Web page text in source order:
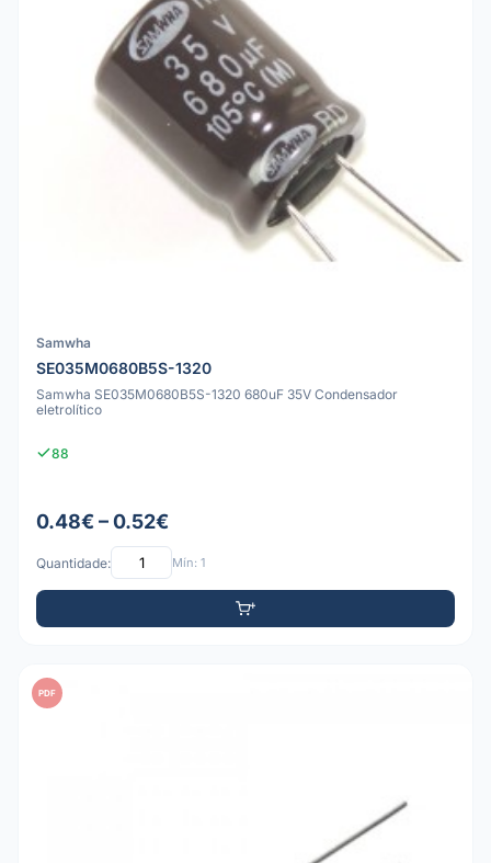
Samwha
SE035M0680B5S-1320
Samwha SE035M0680B5S-1320 680uF 35V Condensador
eletrolítico
88
0.48€ – 0.52€
Quantidade: Mín: 1
PDF